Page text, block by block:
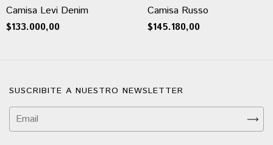
Camisa Levi Denim
$133.000,00
Camisa Russo
$145.180,00
SUSCRIBITE A NUESTRO NEWSLETTER